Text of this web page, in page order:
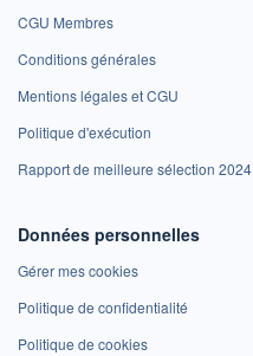
CGU Membres
Conditions générales
Mentions légales et CGU
Politique d'exécution
Rapport de meilleure sélection 2024
Données personnelles
Gérer mes cookies
Politique de confidentialité
Politique de cookies